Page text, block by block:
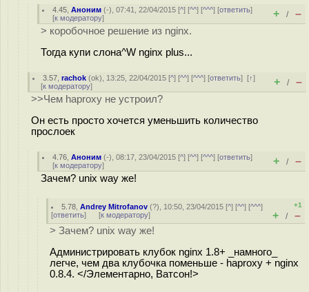
4.45 ,Аноним (-), 07:41, 22/04/2015 [^] [^^] [^^^] [ответить]
[к модератору] + / –
> коробочное решение из nginx.
Тогда купи слона^W nginx plus...
3.57 ,rachok (ok), 13:25, 22/04/2015 [^] [^^] [^^^] [ответить][↑]
[к модератору] + / –
>>Чем haproxy не устроил?
Он есть просто хочется уменьшить количество
прослоек
4.76 ,Аноним (-), 08:17, 23/04/2015 [^] [^^] [^^^] [ответить]
[к модератору] + / –
Зачем? unix way же!
5.78 ,Andrey Mitrofanov (?), 10:50, 23/04/2015 [^] [^^] [^^^]
[ответить] [к модератору]
+1
+ / –
> Зачем? unix way же!
Администрировать клубок nginx 1.8+ _намного_
легче, чем два клубочка поменьше - haproxy + nginx
0.8.4. </Элементарно, Ватсон!>